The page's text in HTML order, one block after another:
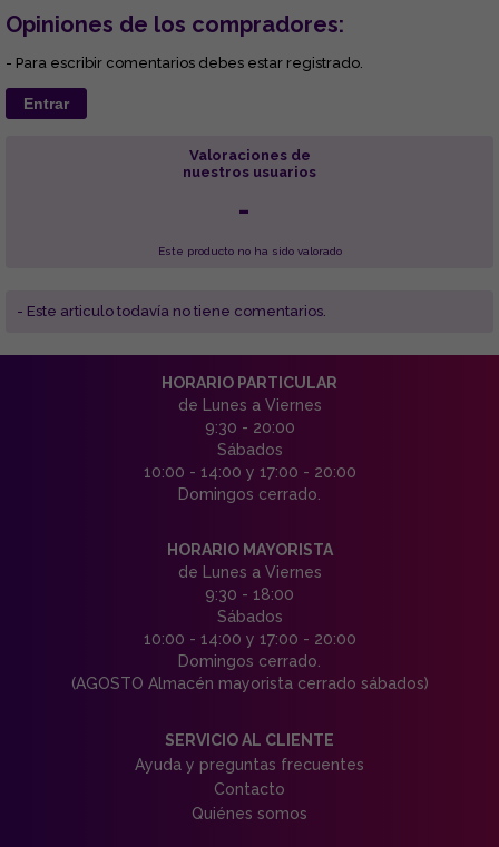
Opiniones de los compradores:
- Para escribir comentarios debes estar registrado.
Entrar
Valoraciones de
nuestros usuarios
-
Este producto no ha sido valorado
- Este articulo todavía no tiene comentarios.
HORARIO PARTICULAR
de Lunes a Viernes
9:30 - 20:00
Sábados
10:00 - 14:00 y 17:00 - 20:00
Domingos cerrado.
HORARIO MAYORISTA
de Lunes a Viernes
9:30 - 18:00
Sábados
10:00 - 14:00 y 17:00 - 20:00
Domingos cerrado.
(AGOSTO Almacén mayorista cerrado sábados)
SERVICIO AL CLIENTE
Ayuda y preguntas frecuentes
Contacto
Quiénes somos